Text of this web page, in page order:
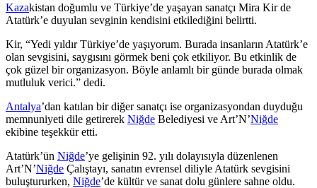
Kazakistan doğumlu ve Türkiye’de yaşayan sanatçı Mira Kir de
Atatürk’e duyulan sevginin kendisini etkilediğini belirtti.
Kir, “Yedi yıldır Türkiye’de yaşıyorum. Burada insanların Atatürk’e
olan sevgisini, saygısını görmek beni çok etkiliyor. Bu etkinlik de
çok güzel bir organizasyon. Böyle anlamlı bir günde burada olmak
mutluluk verici.” dedi.
Antalya’dan katılan bir diğer sanatçı ise organizasyondan duyduğu
memnuniyeti dile getirerek Niğde Belediyesi ve Art’N’Niğde
ekibine teşekkür etti.
Atatürk’ün Niğde’ye gelişinin 92. yılı dolayısıyla düzenlenen
Art’N’Niğde Çalıştayı, sanatın evrensel diliyle Atatürk sevgisini
buluştururken, Niğde’de kültür ve sanat dolu günlere sahne oldu.